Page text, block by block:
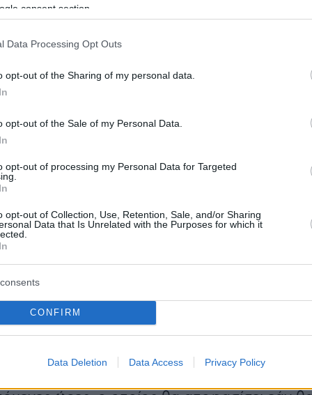
consent section.
Data Processing Opt Outs
opt-out of the Sharing of my personal data.
opt-out of the Sale of my Personal Data.
opt-out of processing my Personal Data for Targeted
opt-out of Collection, Use, Retention, Sale, and/or Sharing
Data that Is Unrelated with the Purposes for which it
CONFIRM
Data Deletion Data Access Privacy Policy
τους, τα παιδιά μεταφέρθηκαν σε
η περιφερειακή κυβέρνηση της
ισπανικής αστυνομίας επιβεβαίωσε τις
δείγματος κοκαΐνης στο βρέφος,
έρευνα.
δεν έχει γίνει γνωστό εάν οι αστυνομικοί
ζευγάρι κατά την επιστροφή του στο
εάν το εντόπισαν ενώ βρισκόταν ακόμη εκτός